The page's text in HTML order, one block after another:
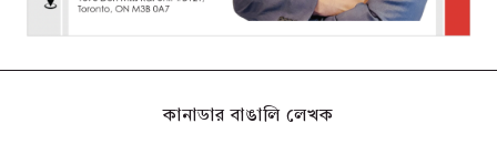
কানাডার বাঙালি লেখক